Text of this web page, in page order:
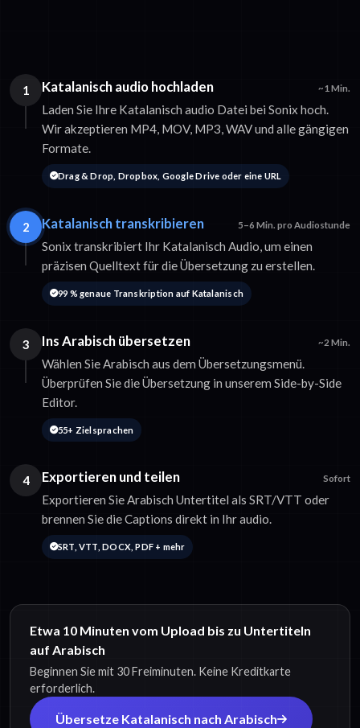
1 Katalanisch audio hochladen ~1 Min.
Laden Sie Ihre Katalanisch audio Datei bei Sonix hoch.
Wir akzeptieren MP4, MOV, MP3, WAV und alle gängigen
Formate.
Drag & Drop, Dropbox, Google Drive oder eine URL
2 Katalanisch transkribieren 5–6 Min. pro Audiostunde
Sonix transkribiert Ihr Katalanisch Audio, um einen
präzisen Quelltext für die Übersetzung zu erstellen.
99 % genaue Transkription auf Katalanisch
3 Ins Arabisch übersetzen ~2 Min.
Wählen Sie Arabisch aus dem Übersetzungsmenü.
Überprüfen Sie die Übersetzung in unserem Side-by-Side
Editor.
55+ Zielsprachen
4 Exportieren und teilen Sofort
Exportieren Sie Arabisch Untertitel als SRT/VTT oder
brennen Sie die Captions direkt in Ihr audio.
SRT, VTT, DOCX, PDF + mehr
Etwa 10 Minuten vom Upload bis zu Untertiteln
auf Arabisch
Beginnen Sie mit 30 Freiminuten. Keine Kreditkarte
erforderlich.
Übersetze Katalanisch nach Arabisch